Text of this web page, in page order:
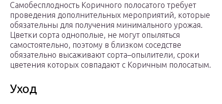
Самобесплодность Коричного полосатого требует
проведения дополнительных мероприятий, которые
обязательны для получения минимального урожая.
Цветки сорта однополые, не могут опыляться
самостоятельно, поэтому в близком соседстве
обязательно высаживают сорта–опылители, сроки
цветения которых совпадают с Коричным полосатым.
Уход